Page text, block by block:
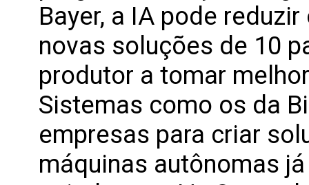
Bayer, a IA pode
novas soluções de 10
produtor a tomar
Sistemas como os da
empresas para criar
máquinas autônomas